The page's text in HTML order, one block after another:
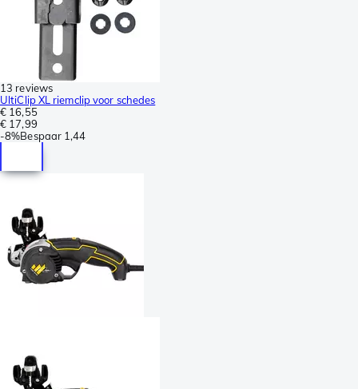
13 reviews
UltiClip XL riemclip voor schedes
€ 16,55
€ 17,99
-8%Bespaar 1,44